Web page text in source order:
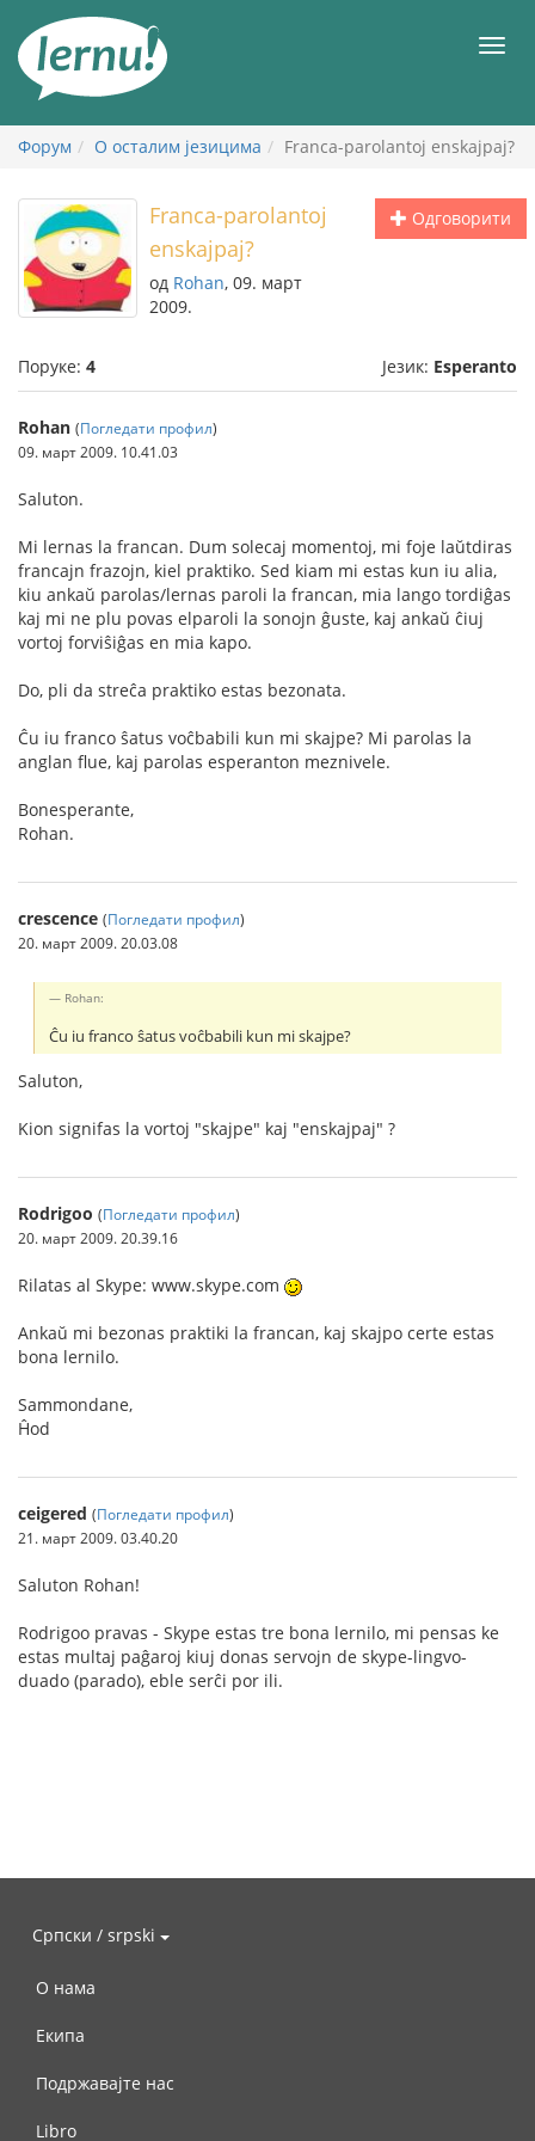
садржају
Форум О осталим језицима Franca-parolantoj enskajpaj?
Одговорити
Franca-parolantoj
enskajpaj?
од Rohan, 09. март
2009.
Поруке: 4 Језик: Esperanto
Rohan (Погледати профил)
09. март 2009. 10.41.03
Saluton.
Mi lernas la francan. Dum solecaj momentoj, mi foje laŭtdiras
francajn frazojn, kiel praktiko. Sed kiam mi estas kun iu alia,
kiu ankaŭ parolas/lernas paroli la francan, mia lango tordiĝas
kaj mi ne plu povas elparoli la sonojn ĝuste, kaj ankaŭ ĉiuj
vortoj forviŝiĝas en mia kapo.
Do, pli da streĉa praktiko estas bezonata.
Ĉu iu franco ŝatus voĉbabili kun mi skajpe? Mi parolas la
anglan flue, kaj parolas esperanton meznivele.
Bonesperante,
Rohan.
crescence (Погледати профил)
20. март 2009. 20.03.08
Rohan:
Ĉu iu franco ŝatus voĉbabili kun mi skajpe?
Saluton,
Kion signifas la vortoj "skajpe" kaj "enskajpaj" ?
Rodrigoo (Погледати профил)
20. март 2009. 20.39.16
Rilatas al Skype: www.skype.com
Ankaŭ mi bezonas praktiki la francan, kaj skajpo certe estas
bona lernilo.
Sammondane,
Ĥod
ceigered (Погледати профил)
21. март 2009. 03.40.20
Saluton Rohan!
Rodrigoo pravas - Skype estas tre bona lernilo, mi pensas ke
estas multaj paĝaroj kiuj donas servojn de skype-lingvo-
duado (parado), eble serĉi por ili.
Српски / srpski
О нама
Екипа
Подржавајте нас
Libro